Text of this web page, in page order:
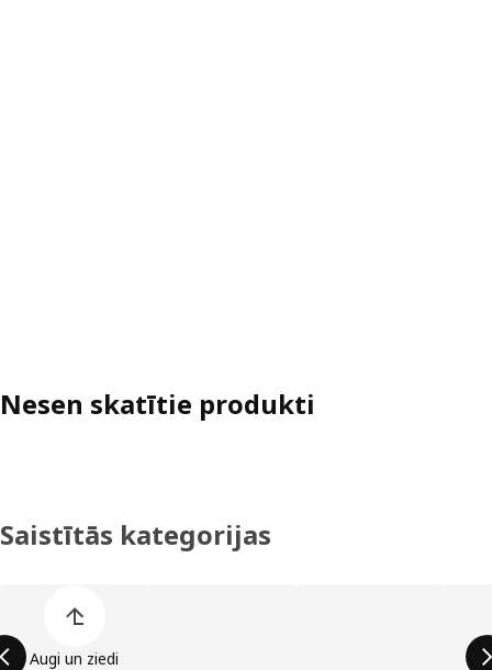
Nesen skatītie produkti
Saistītās kategorijas
Augi un ziedi